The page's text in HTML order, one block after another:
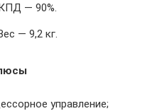
— 90%.
— 9,2 кг.
управление;